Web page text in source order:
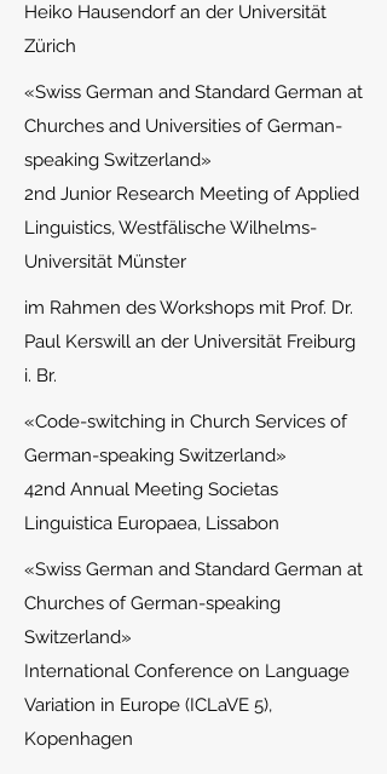
Heiko Hausendorf an der Universität
Zürich
«Swiss German and Standard German at
Churches and Universities of German-
speaking Switzerland»
2nd Junior Research Meeting of Applied
Linguistics, Westfälische Wilhelms-
Universität Münster
im Rahmen des Workshops mit Prof. Dr.
Paul Kerswill an der Universität Freiburg
i. Br.
«Code-switching in Church Services of
German-speaking Switzerland»
42nd Annual Meeting Societas
Linguistica Europaea, Lissabon
«Swiss German and Standard German at
Churches of German-speaking
Switzerland»
International Conference on Language
Variation in Europe (ICLaVE 5),
Kopenhagen